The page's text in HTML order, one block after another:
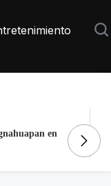
recupera 30